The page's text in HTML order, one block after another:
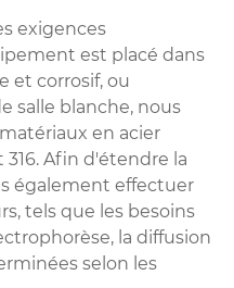
exigences
est placé dans
et corrosif, ou
salle blanche, nous
en acier
Afin d'étendre la
également effectuer
tels que les besoins
la diffusion
selon les